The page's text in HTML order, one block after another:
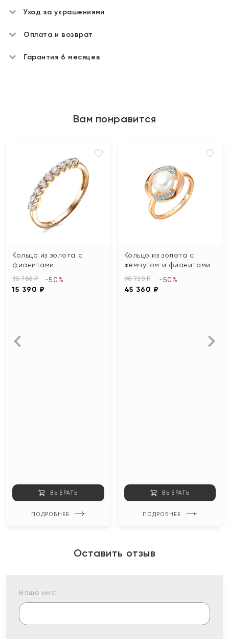
Уход за украшениями
Оплата и возврат
Гарантия 6 месяцев
Вам понравится
Кольцо из золота с
фианитами
30 780 ₽
15 390 ₽
-50%
ВЫБРАТЬ
ПОДРОБНЕЕ
Кольцо из золота с
жемчугом и фианитами
90 720 ₽
45 360 ₽
-50%
ВЫБРАТЬ
ПОДРОБНЕЕ
Оставить отзыв
Ваше имя: